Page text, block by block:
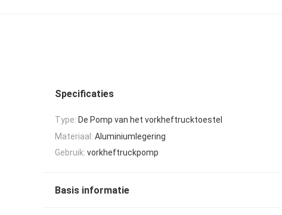
Specificaties
Type: De Pomp van het vorkheftrucktoestel
Materiaal: Aluminiumlegering
Gebruik: vorkheftruckpomp
Basis informatie